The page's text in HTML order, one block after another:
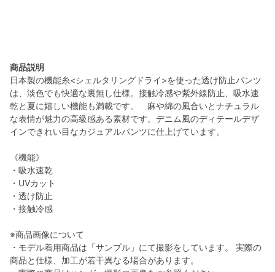
商品説明
日本製の機能糸<シェルタリングドライ>を使った透け防止パンツ
は、淡色でも快適な裏無し仕様。接触冷感や紫外線防止、吸水速
乾と夏に嬉しい機能も満載です。 麻や綿の風合いとナチュラル
な表情が魅力の高級感ある素材です。デニム風のディテールデザ
インできれい目なカジュアルパンツに仕上げています。
《機能》
・吸水速乾
・UVカット
・透け防止
・接触冷感
※商品画像について
・モデル着用商品は「サンプル」にて撮影をしています。 実際の
商品と仕様、加工が若干異なる場合があります。